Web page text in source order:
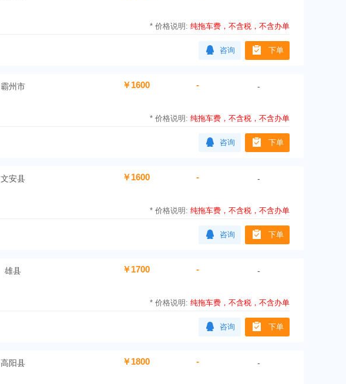
*价格说明:纯拖车费，不含税，不含办单
咨询 下单
霸州市 ￥1600 - -
*价格说明:纯拖车费，不含税，不含办单
咨询 下单
文安县 ￥1600 - -
*价格说明:纯拖车费，不含税，不含办单
咨询 下单
雄县 ￥1700 - -
*价格说明:纯拖车费，不含税，不含办单
咨询 下单
高阳县 ￥1800 - -